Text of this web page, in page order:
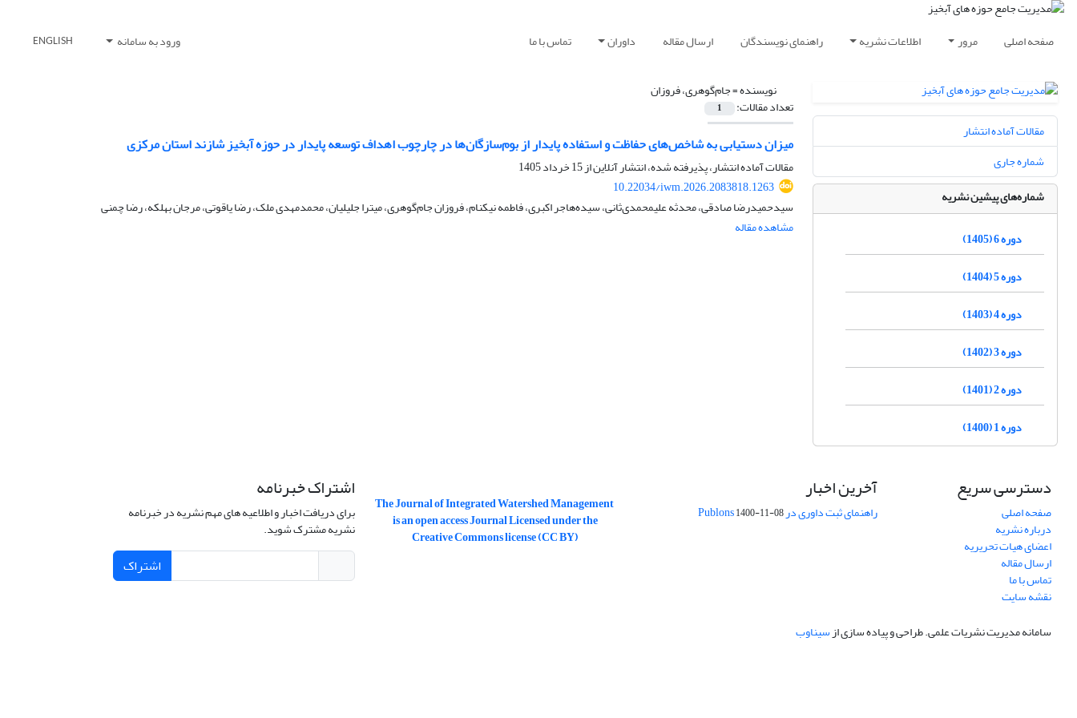
صفحه اصلی مرور اطلاعات نشریه راهنمای نویسندگان ارسال مقاله داوران تماس با ما ورود به سامانه ENGLISH
نویسنده =جام‌گوهری، فروزان
تعداد مقالات: 1
میزان دستیابی به شاخص‌های حفاظت و استفاده پایدار از بوم‌سازگان‌ها در چارچوب اهداف توسعه پایدار در حوزه آبخیز شازند استان مرکزی
مقالات آماده انتشار، پذیرفته شده، انتشار آنلاین از15 خرداد 1405
10.22034/iwm.2026.2083818.1263
سیدحمیدرضا صادقی، محدثه علیمحمدی‌ثانی، سیده‌هاجر اکبری، فاطمه نیکنام، فروزان جام‌گوهری، میترا جلیلیان، محمدمهدی ملک، رضا یاقوتی، مرجان بهلکه، رضا چمنی
مشاهده مقاله
مقالات آماده انتشار
شماره جاری
شماره‌های پیشین نشریه
دوره 6 (1405)
دوره 5 (1404)
دوره 4 (1403)
دوره 3 (1402)
دوره 2 (1401)
دوره 1 (1400)
دسترسی سریع
صفحه اصلی
درباره نشریه
اعضای هیات تحریریه
ارسال مقاله
تماس با ما
نقشه سایت
آخرین اخبار
راهنمای ثبت داوری در Publons1400-11-08
The Journal of Integrated Watershed Management
is an open access Journal Licensed under the
Creative Commons license (CC BY)
اشتراک خبرنامه
برای دریافت اخبار و اطلاعیه های مهم نشریه در خبرنامه
نشریه مشترک شوید.
اشتراک
سامانه مدیریت نشریات علمی.طراحی و پیاده سازی ازسیناوب